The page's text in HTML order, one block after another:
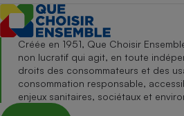
Créée en 1951, Que Choisir
non lucratif qui agit, en toute
droits des consommateurs et des
consommation responsable,
enjeux sanitaires, sociétaux et